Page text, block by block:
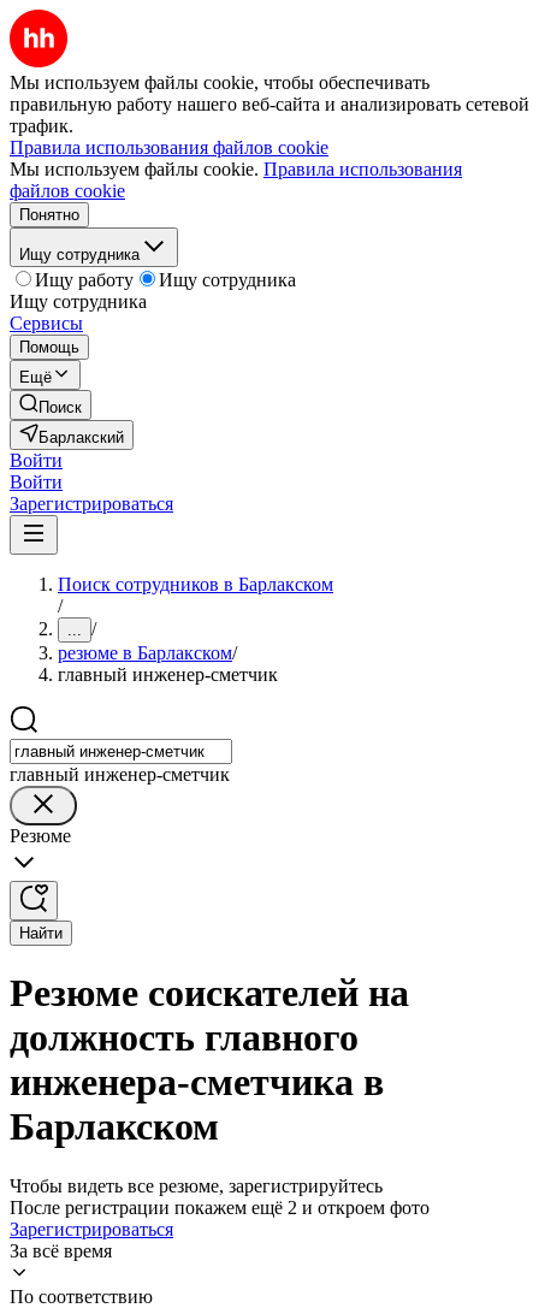
Мы используем файлы cookie, чтобы обеспечивать
правильную работу нашего веб-сайта и анализировать сетевой
трафик.
Правила использования файлов cookie
Мы используем файлы cookie. Правила использования
файлов cookie
Понятно
Ищу сотрудника
Ищу работу
Ищу сотрудника
Ищу сотрудника
Сервисы
Помощь
Ещё
Поиск
Барлакский
Войти
Войти
Зарегистрироваться
Поиск сотрудников в Барлакском
/
... /
резюме в Барлакском/
главный инженер-сметчик
главный инженер-сметчик
Резюме
Найти
Резюме соискателей на
должность главного
инженера-сметчика в
Барлакском
Чтобы видеть все резюме, зарегистрируйтесь
После регистрации покажем ещё 2 и откроем фото
Зарегистрироваться
За всё время
По соответствию